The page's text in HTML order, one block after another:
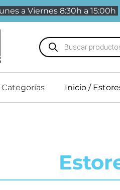
a Viernes 8:30h a 15:00h
Búsqueda
de
Categorías Inicio /